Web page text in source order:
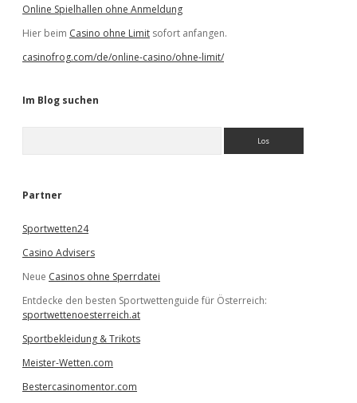
Online Spielhallen ohne Anmeldung
Hier beim Casino ohne Limit sofort anfangen.
casinofrog.com/de/online-casino/ohne-limit/
Im Blog suchen
e
Partner
Sportwetten24
Casino Advisers
Neue Casinos ohne Sperrdatei
Entdecke den besten Sportwettenguide für Österreich:
sportwettenoesterreich.at
Sportbekleidung & Trikots
Meister-Wetten.com
Bestercasinomentor.com